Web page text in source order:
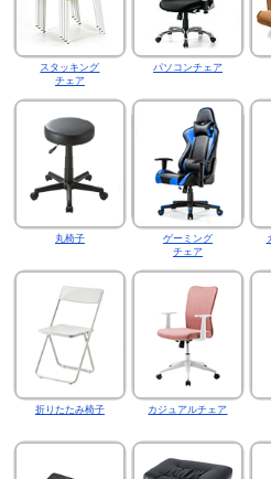
スタッキング
チェア
パソコンチェア
丸椅子
ゲーミング
チェア
折りたたみ椅子 カジュアルチェア